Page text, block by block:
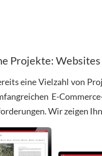
Projekte:
eine Vielzahl von
E-
Wir zeigen